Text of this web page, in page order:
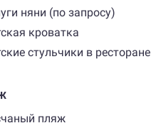
няни (по запросу)
кроватка
стульчики в ресторане
пляж